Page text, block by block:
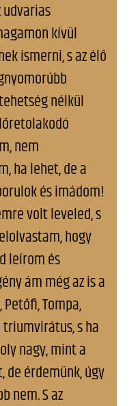
kívül
ismerni, s az élő
nélkül
nem
ha lehet, de a
és imádom!
volt leveled, s
hogy
leírom és
ám még az is a
Tompa,
s ha
nagy, mint a
érdemünk, úgy
nem. S az